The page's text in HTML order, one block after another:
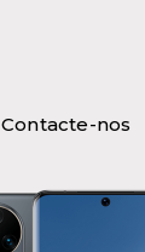
Contacte-nos